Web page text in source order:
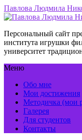
Павлова Людмила
Персональный сайт
института игрушки
университет
Меню
Обо мне
Мои достижения
Методичка (мои
Галерея
Для студентов
Контакты